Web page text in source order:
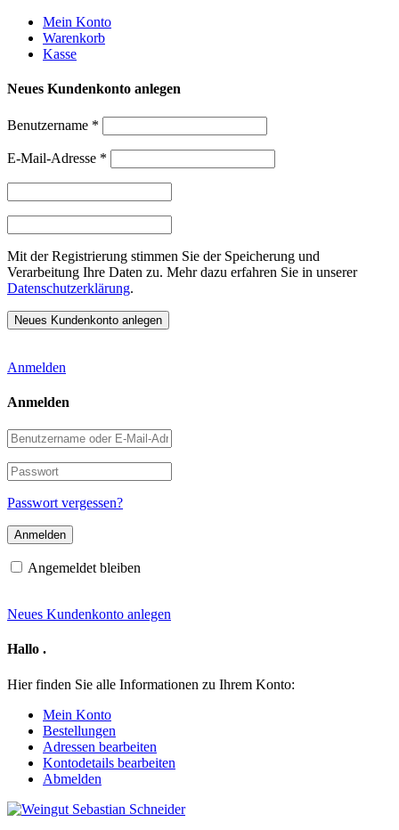
Weiter
zum
Inhalt
Mein Konto
Warenkorb
Kasse
Neues Kundenkonto anlegen
Benutzername *
E-Mail-Adresse *
Mit der Registrierung stimmen Sie der Speicherung und
Verarbeitung Ihre Daten zu. Mehr dazu erfahren Sie in unserer
Datenschutzerklärung.
Anmelden
Anmelden
Benutzername
oder
E-
Mail-
Adresse
Passwort
Passwort vergessen?
Angemeldet bleiben
Neues Kundenkonto anlegen
Hallo .
Hier finden Sie alle Informationen zu Ihrem Konto:
Mein Konto
Bestellungen
Adressen bearbeiten
Kontodetails bearbeiten
Abmelden